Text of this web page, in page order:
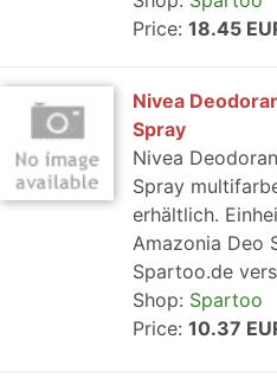
Price: 18.45
Nivea
Spray
Nivea
Spray
erhältlich.
Amazonia Deo
Spartoo.de
Shop: Spartoo
Price: 10.37